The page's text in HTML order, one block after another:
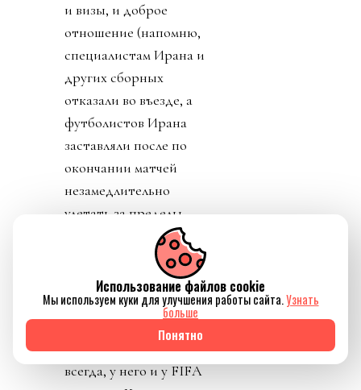
и визы, и доброе
отношение (напомню,
специалистам Ирана и
других сборных
отказали во въезде, а
футболистов Ирана
заставляли после по
окончании матчей
незамедлительно
улетать за пределы
подтвердить свои слова
тем самым миллионам и
миллиардам счастливых
дал: комменты, как
всегда, у него и у FIFA
Использование файлов cookie
Мы используем куки для улучшения работы сайта.Узнать
больше
Понятно